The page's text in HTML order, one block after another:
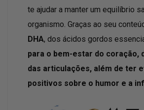
te ajudar a manter um equilíbrio
organismo. Graças ao seu
DHA, dos ácidos gordos
para o bem-estar do coração,
das articulações, além de ter
positivos sobre o humor e a